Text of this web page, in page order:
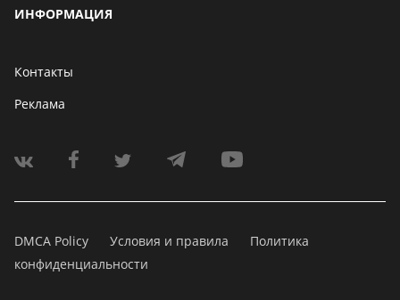
ИНФОРМАЦИЯ
Контакты
Реклама
DMCA Policy Условия и правила
Политика
конфиденциальности